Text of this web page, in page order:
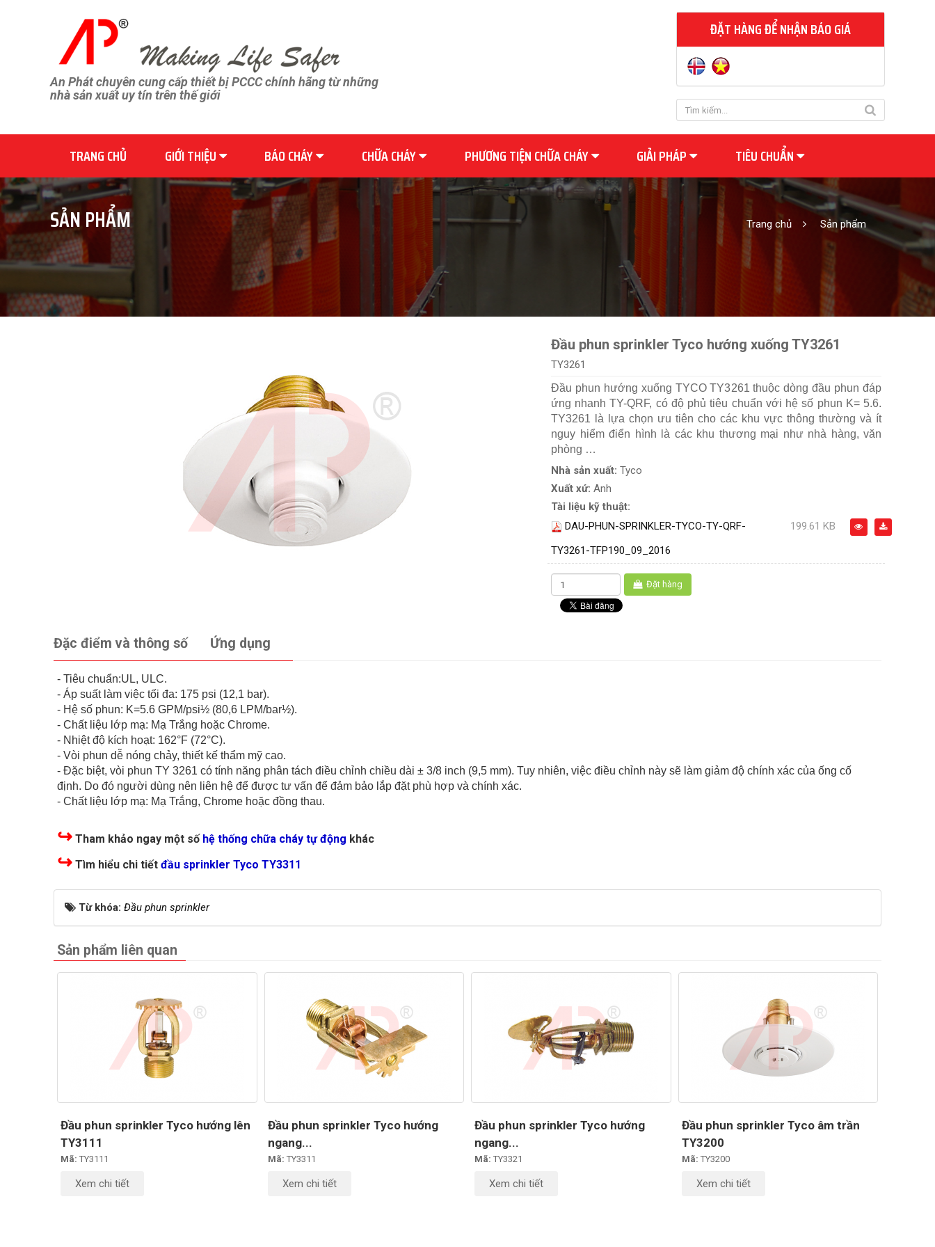
An Phát chuyên cung cấp thiết bị PCCC chính hãng từ những
nhà sản xuất uy tín trên thế giới
ĐẶT HÀNG ĐỂ NHẬN BÁO GIÁ
TRANG CHỦ GIỚI THIỆU BÁO CHÁY CHỮA CHÁY PHƯƠNG TIỆN CHỮA CHÁY GIẢI PHÁP TIÊU CHUẨN
SẢN PHẨM Trang chủ Sản phẩm
Đầu phun sprinkler Tyco hướng xuống TY3261
TY3261
Đầu phun hướng xuống TYCO TY3261 thuộc dòng đầu phun đáp
ứng nhanh TY-QRF, có độ phủ tiêu chuẩn với hệ số phun K= 5.6.
TY3261 là lựa chọn ưu tiên cho các khu vực thông thường và ít
nguy hiểm điển hình là các khu thương mại như nhà hàng, văn
phòng …
Nhà sản xuất: Tyco
Xuất xứ: Anh
Tài liệu kỹ thuật:
DAU-PHUN-SPRINKLER-TYCO-TY-QRF-
TY3261-TFP190_09_2016
199.61 KB
Đặt hàng
Đặc điểm và thông số Ứng dụng
- Tiêu chuẩn:UL, ULC.
- Áp suất làm việc tối đa: 175 psi (12,1 bar).
- Hệ số phun: K=5.6 GPM/psi½ (80,6 LPM/bar½).
- Chất liệu lớp mạ: Mạ Trắng hoặc Chrome.
- Nhiệt độ kích hoạt: 162°F (72°C).
- Vòi phun dễ nóng chảy, thiết kế thẩm mỹ cao.
- Đặc biệt, vòi phun TY 3261 có tính năng phân tách điều chỉnh chiều dài ± 3/8 inch (9,5 mm). Tuy nhiên, việc điều chỉnh này sẽ làm giảm độ chính xác của ống cố
định. Do đó người dùng nên liên hệ để được tư vấn để đảm bảo lắp đặt phù hợp và chính xác.
- Chất liệu lớp mạ: Mạ Trắng, Chrome hoặc đồng thau.
↪ Tham khảo ngay một số hệ thống chữa cháy tự động khác
↪ Tìm hiểu chi tiết đầu sprinkler Tyco TY3311
Từ khóa: Đầu phun sprinkler
Sản phẩm liên quan
Đầu phun sprinkler Tyco hướng lên
TY3111
Mã: TY3111
Xem chi tiết
Đầu phun sprinkler Tyco hướng
ngang...
Mã: TY3311
Xem chi tiết
Đầu phun sprinkler Tyco hướng
ngang...
Mã: TY3321
Xem chi tiết
Đầu phun sprinkler Tyco âm trần
TY3200
Mã: TY3200
Xem chi tiết